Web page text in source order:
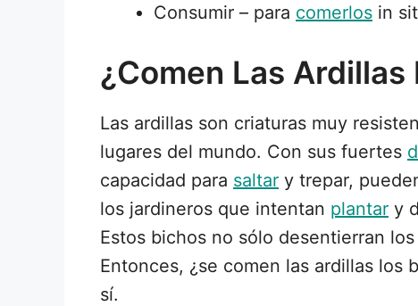
Consumir – para comerlos in
¿Comen Las Ardillas
Las ardillas son criaturas muy
lugares del mundo. Con sus fuertes
capacidad para saltar y trepar,
los jardineros que intentan plantar y
Estos bichos no sólo desentierran
Entonces, ¿se comen las ardillas los
sí.